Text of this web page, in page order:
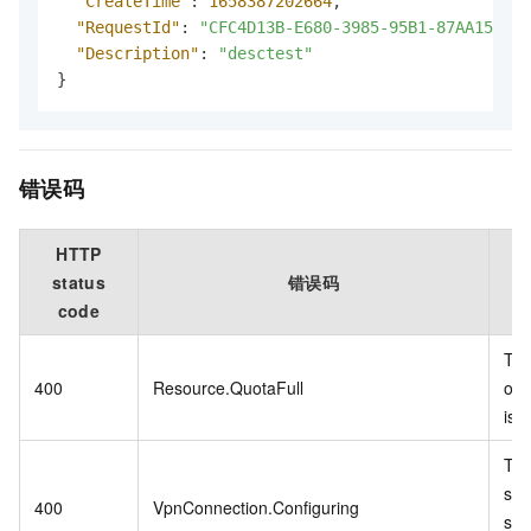
"RequestId" :
"CFC4D13B-E680-3985-95B1-
"Description" :
"desctest"
}
错误码
HTTP
status
code
错误码
400 Resource.QuotaFull
of
is
400 VpnConnection.Configuring